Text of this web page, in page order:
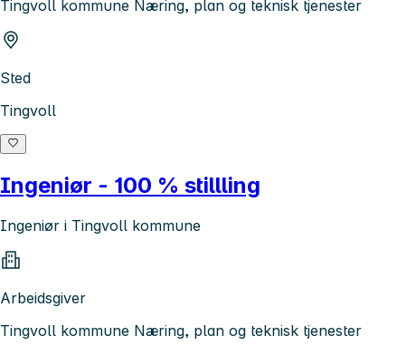
Tingvoll kommune Næring, plan og teknisk tjenester
Sted
Tingvoll
Ingeniør - 100 % stillling
Ingeniør i Tingvoll kommune
Arbeidsgiver
Tingvoll kommune Næring, plan og teknisk tjenester